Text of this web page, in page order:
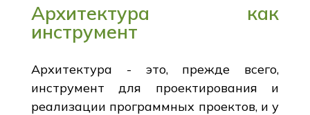
Архитектура как
инструмент
Архитектура - это, прежде всего,
инструмент для проектирования и
реализации программных проектов, и у